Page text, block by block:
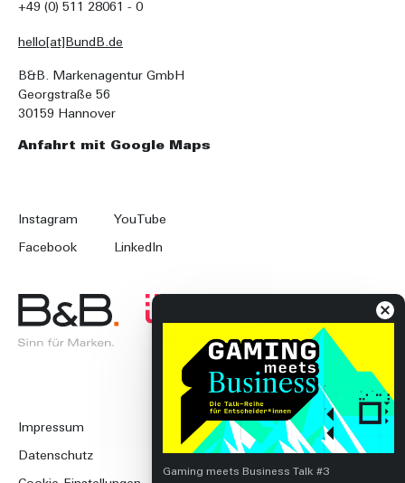
+49 (0) 511 28061 - 0
hello[at]BundB.de
B&B. Markenagentur GmbH
Georgstraße 56
30159 Hannover
Anfahrt mit Google Maps
Impressum
Datenschutz
Instagram YouTube
Facebook LinkedIn
Gaming meets Business Talk #3